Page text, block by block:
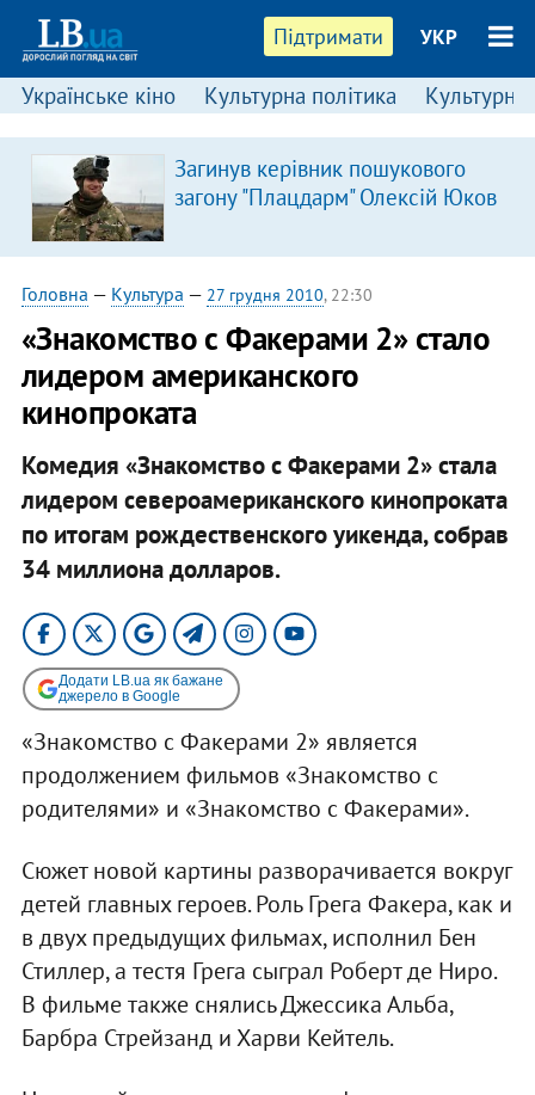
Підтримати УКР
Українське кіно Культурна політика Культурні
Загинув керівник пошукового
загону "Плацдарм" Олексій Юков
Головна — Культура — 27 грудня 2010, 22:30
«Знакомство с Факерами 2» стало
лидером американского
кинопроката
Комедия «Знакомство с Факерами 2» стала
лидером североамериканского кинопроката
по итогам рождественского уикенда, собрав
34 миллиона долларов.
Додати LB.ua як бажане
джерело в Google
«Знакомство с Факерами 2» является
продолжением фильмов «Знакомство с
родителями» и «Знакомство с Факерами».
Сюжет новой картины разворачивается вокруг
детей главных героев. Роль Грега Факера, как и
в двух предыдущих фильмах, исполнил Бен
Стиллер, а тестя Грега сыграл Роберт де Ниро.
В фильме также снялись Джессика Альба,
Барбра Стрейзанд и Харви Кейтель.